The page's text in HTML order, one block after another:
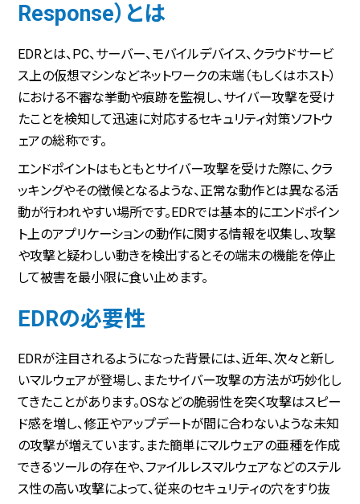
Response）とは
EDRとは、PC、サーバー、モバイルデバイス、クラウドサービ
ス上の仮想マシンなどネットワークの末端（もしくはホスト）
における不審な挙動や痕跡を監視し、サイバー攻撃を受け
たことを検知して迅速に対応するセキュリティ対策ソフトウ
ェアの総称です。
エンドポイントはもともとサイバー攻撃を受けた際に、クラ
ッキングやその徴候となるような、正常な動作とは異なる活
動が行われやすい場所です。EDRでは基本的にエンドポイン
ト上のアプリケーションの動作に関する情報を収集し、攻撃
や攻撃と疑わしい動きを検出するとその端末の機能を停止
して被害を最小限に食い止めます。
EDRの必要性
EDRが注目されるようになった背景には、近年、次々と新し
いマルウェアが登場し、またサイバー攻撃の方法が巧妙化し
てきたことがあります。OSなどの脆弱性を突く攻撃はスピー
ド感を増し、修正やアップデートが間に合わないような未知
の攻撃が増えています。また簡単にマルウェアの亜種を作成
できるツールの存在や、ファイルレスマルウェアなどのステル
ス性の高い攻撃によって、従来のセキュリティの穴をすり抜